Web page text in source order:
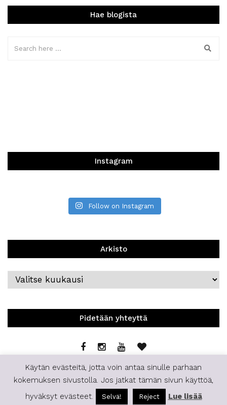
Hae blogista
Instagram
Follow on Instagram
Arkisto
Arkisto
Pidetään yhteyttä
© 2019 | Staffilife | All Rights Reserved.
Käytän evästeitä, jotta voin antaa sinulle parhaan
kokemuksen sivustolla. Jos jatkat tämän sivun käyttöä,
hyväksyt evästeet.
Selvä! Reject Lue lisää